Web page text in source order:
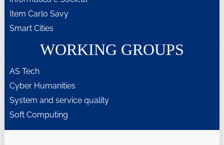
Item Carlo Savy
Smart Cities
WORKING GROUPS
AS Tech
Cyber Humanities
System and service quality
Soft Computing